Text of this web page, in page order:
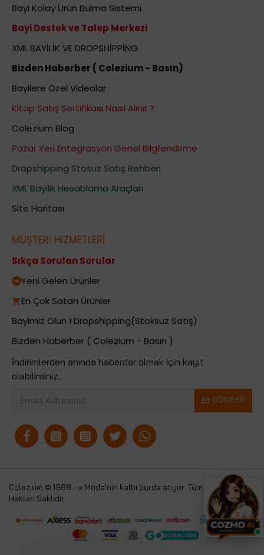
Bayi Kolay Ürün Bulma Sistemi
Bayi Destek ve Talep Merkezi
XML BAYİLİK VE DROPSHİPPİNG
Bizden Haberber ( Colezium - Basın)
Bayilere Özel Videolar
Kitap Satış Sertifikası Nasıl Alınır ?
Colezium Blog
Pazar Yeri Entegrasyon Genel Bilgilendirme
Dropshipping Stosuz Satış Rehberi
XML Bayilik Hesablama Araçları
Site Haritası
MÜŞTERİ HİZMETLERİ
Sıkça Sorulan Sorular
Yeni Gelen Ürünler
En Çok Satan Ürünler
Bayimiz Olun ! Dropshipping(Stoksuz Satış)
Bizden Haberber ( Colezium - Basın )
İndirimlerden anında haberdar olmak için kayıt
olabilirsiniz..
GÖNDER
Colezium © 1988 - ∞ Moda'nın kalbi burda atıyor. Tüm
Hakları Saklıdır.
Colezium